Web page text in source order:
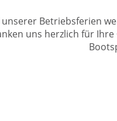
Betriebsferien
uns herzlich für